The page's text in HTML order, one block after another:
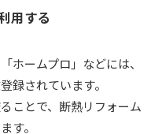
用する
ホームプロ」などには、
録されています。
ことで、断熱リフォーム
す。